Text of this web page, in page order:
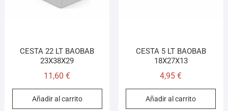
CESTA 22 LT BAOBAB
23X38X29
11,60€
Añadir al carrito
CESTA 5 LT BAOBAB
18X27X13
4,95€
Añadir al carrito